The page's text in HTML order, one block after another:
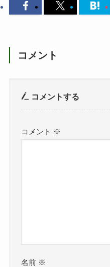
コメント
コメントする
コメント ※
名前 ※